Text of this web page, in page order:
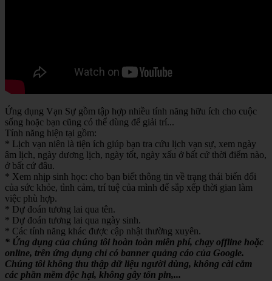
Ứng dụng Vạn Sự gồm tập hợp nhiều tính năng hữu ích cho cuộc
sống hoặc bạn cũng có thể dùng để giải trí...
Tính năng hiện tại gồm:
* Lịch vạn niên là tiện ích giúp bạn tra cứu lịch vạn sự, xem ngày
âm lịch, ngày dương lịch, ngày tốt, ngày xấu ở bất cứ thời điểm nào,
ở bất cứ đâu.
* Xem nhịp sinh học: cho bạn biết thông tin về trạng thái biến đổi
của sức khỏe, tình cảm, trí tuệ của mình để sắp xếp thời gian làm
việc phù hợp.
* Dự đoán tương lai qua tên.
* Dự đoán tương lai qua ngày sinh.
* Các tính năng khác được cập nhật thường xuyên.
* Ứng dụng của chúng tôi hoàn toàn miễn phí, chạy offline hoặc
online, trên ứng dụng chỉ có banner quảng cáo của Google.
Chúng tôi không thu thập dữ liệu người dùng, không cài cắm
các phần mềm độc hại, không gây tốn pin,...